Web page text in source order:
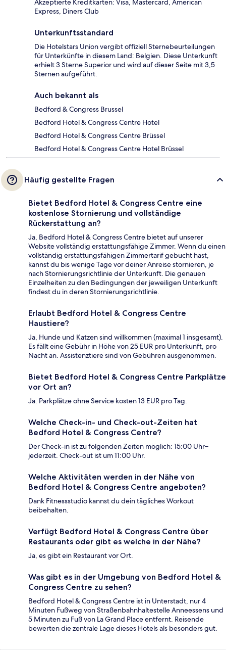
Akzeptierte Kreditkarten: Visa, Mastercard, American
Express, Diners Club
Unterkunftsstandard
Die Hotelstars Union vergibt offiziell Sternebeurteilungen
für Unterkünfte in diesem Land: Belgien. Diese Unterkunft
erhielt 3 Sterne Superior und wird auf dieser Seite mit 3,5
Sternen aufgeführt.
Auch bekannt als
Bedford & Congress Brussel
Bedford Hotel & Congress Centre Hotel
Bedford Hotel & Congress Centre Brüssel
Bedford Hotel & Congress Centre Hotel Brüssel
Häufig gestellte Fragen
Bietet Bedford Hotel & Congress Centre eine
kostenlose Stornierung und vollständige
Rückerstattung an?
Ja, Bedford Hotel & Congress Centre bietet auf unserer
Website vollständig erstattungsfähige Zimmer. Wenn du einen
vollständig erstattungsfähigen Zimmertarif gebucht hast,
kannst du bis wenige Tage vor deiner Anreise stornieren, je
nach Stornierungsrichtlinie der Unterkunft. Die genauen
Einzelheiten zu den Bedingungen der jeweiligen Unterkunft
findest du in deren Stornierungsrichtlinie.
Erlaubt Bedford Hotel & Congress Centre
Haustiere?
Ja, Hunde und Katzen sind willkommen (maximal 1 insgesamt).
Es fällt eine Gebühr in Höhe von 25 EUR pro Unterkunft, pro
Nacht an. Assistenztiere sind von Gebühren ausgenommen.
Bietet Bedford Hotel & Congress Centre Parkplätze
vor Ort an?
Ja. Parkplätze ohne Service kosten 13 EUR pro Tag.
Welche Check-in- und Check-out-Zeiten hat
Bedford Hotel & Congress Centre?
Der Check-in ist zu folgenden Zeiten möglich: 15:00 Uhr–
jederzeit. Check-out ist um 11:00 Uhr.
Welche Aktivitäten werden in der Nähe von
Bedford Hotel & Congress Centre angeboten?
Dank Fitnessstudio kannst du dein tägliches Workout
beibehalten.
Verfügt Bedford Hotel & Congress Centre über
Restaurants oder gibt es welche in der Nähe?
Ja, es gibt ein Restaurant vor Ort.
Was gibt es in der Umgebung von Bedford Hotel &
Congress Centre zu sehen?
Bedford Hotel & Congress Centre ist in Unterstadt, nur 4
Minuten Fußweg von Straßenbahnhaltestelle Anneessens und
5 Minuten zu Fuß von La Grand Place entfernt. Reisende
bewerten die zentrale Lage dieses Hotels als besonders gut.